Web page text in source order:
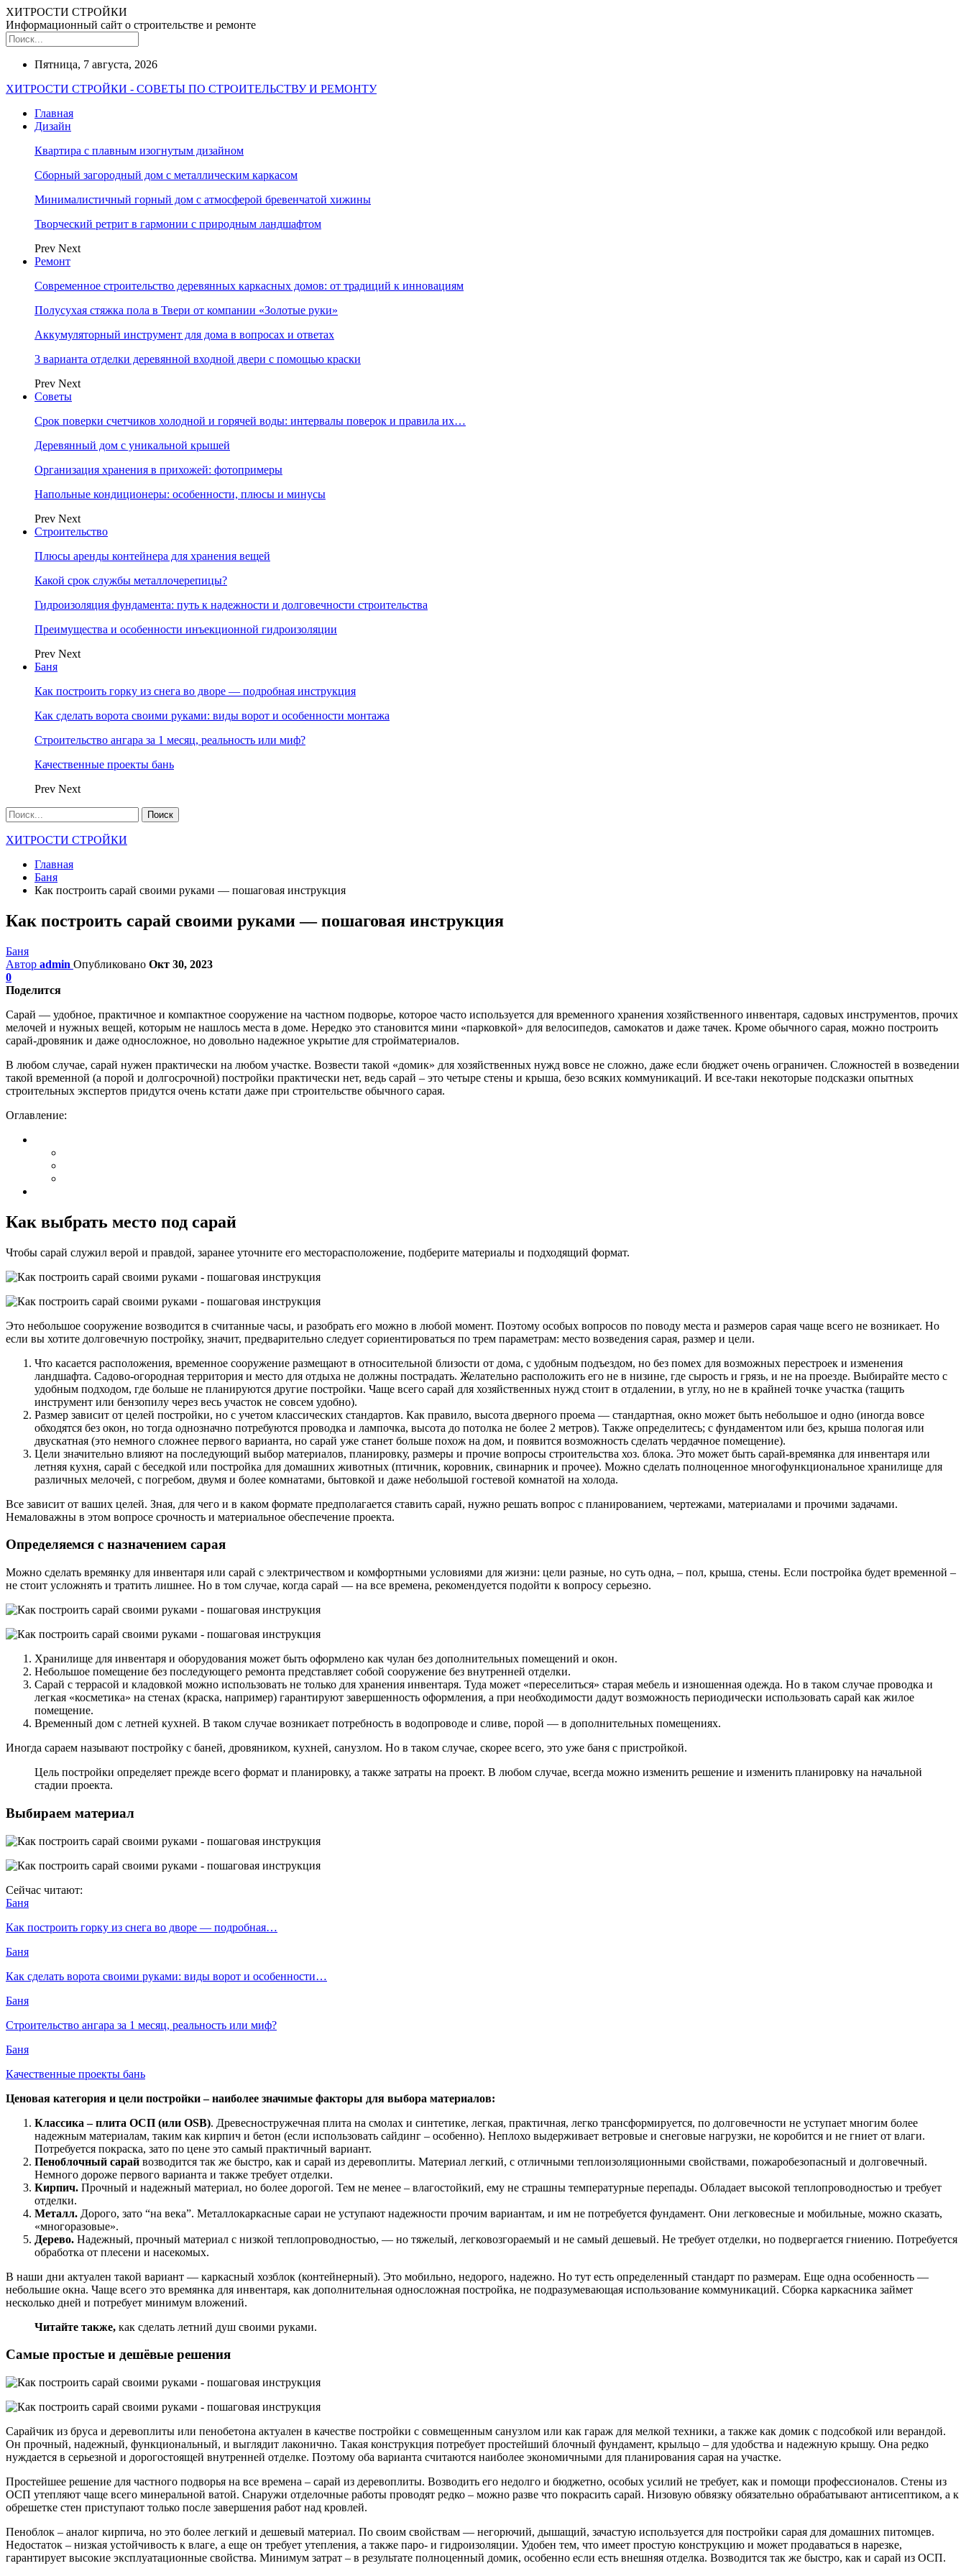
ХИТРОСТИ СТРОЙКИ
Информационный сайт о строительстве и ремонте
Пятница, 7 августа, 2026
ХИТРОСТИ СТРОЙКИ - СОВЕТЫ ПО СТРОИТЕЛЬСТВУ И РЕМОНТУ
Главная
Дизайн
Квартира с плавным изогнутым дизайном
Сборный загородный дом с металлическим каркасом
Минималистичный горный дом с атмосферой бревенчатой хижины
Творческий ретрит в гармонии с природным ландшафтом
Prev Next
Ремонт
Современное строительство деревянных каркасных домов: от традиций к инновациям
Полусухая стяжка пола в Твери от компании «Золотые руки»
Аккумуляторный инструмент для дома в вопросах и ответах
3 варианта отделки деревянной входной двери с помощью краски
Prev Next
Советы
Срок поверки счетчиков холодной и горячей воды: интервалы поверок и правила их…
Деревянный дом с уникальной крышей
Организация хранения в прихожей: фотопримеры
Напольные кондиционеры: особенности, плюсы и минусы
Prev Next
Строительство
Плюсы аренды контейнера для хранения вещей
Какой срок службы металлочерепицы?
Гидроизоляция фундамента: путь к надежности и долговечности строительства
Преимущества и особенности инъекционной гидроизоляции
Prev Next
Баня
Как построить горку из снега во дворе — подробная инструкция
Как сделать ворота своими руками: виды ворот и особенности монтажа
Строительство ангара за 1 месяц, реальность или миф?
Качественные проекты бань
Prev Next
ХИТРОСТИ СТРОЙКИ
Главная
Баня
Как построить сарай своими руками — пошаговая инструкция
Как построить сарай своими руками — пошаговая инструкция
Баня
Автор admin Опубликовано Окт 30, 2023
0
Поделится
Сарай — удобное, практичное и компактное сооружение на частном подворье, которое часто используется для временного хранения хозяйственного инвентаря, садовых инструментов, прочих
мелочей и нужных вещей, которым не нашлось места в доме. Нередко это становится мини «парковкой» для велосипедов, самокатов и даже тачек. Кроме обычного сарая, можно построить
сарай-дровяник и даже односложное, но довольно надежное укрытие для стройматериалов.
В любом случае, сарай нужен практически на любом участке. Возвести такой «домик» для хозяйственных нужд вовсе не сложно, даже если бюджет очень ограничен. Сложностей в возведении
такой временной (а порой и долгосрочной) постройки практически нет, ведь сарай – это четыре стены и крыша, безо всяких коммуникаций. И все-таки некоторые подсказки опытных
строительных экспертов придутся очень кстати даже при строительстве обычного сарая.
Оглавление:
Как выбрать место под сарай
Чтобы сарай служил верой и правдой, заранее уточните его месторасположение, подберите материалы и подходящий формат.
Это небольшое сооружение возводится в считанные часы, и разобрать его можно в любой момент. Поэтому особых вопросов по поводу места и размеров сарая чаще всего не возникает. Но
если вы хотите долговечную постройку, значит, предварительно следует сориентироваться по трем параметрам: место возведения сарая, размер и цели.
Что касается расположения, временное сооружение размещают в относительной близости от дома, с удобным подъездом, но без помех для возможных перестроек и изменения
ландшафта. Садово-огородная территория и место для отдыха не должны пострадать. Желательно расположить его не в низине, где сырость и грязь, и не на проезде. Выбирайте место с
удобным подходом, где больше не планируются другие постройки. Чаще всего сарай для хозяйственных нужд стоит в отдалении, в углу, но не в крайней точке участка (тащить
инструмент или бензопилу через весь участок не совсем удобно).
Размер зависит от целей постройки, но с учетом классических стандартов. Как правило, высота дверного проема — стандартная, окно может быть небольшое и одно (иногда вовсе
обходятся без окон, но тогда однозначно потребуются проводка и лампочка, высота до потолка не более 2 метров). Также определитесь; с фундаментом или без, крыша пологая или
двускатная (это немного сложнее первого варианта, но сарай уже станет больше похож на дом, и появится возможность сделать чердачное помещение).
Цели значительно влияют на последующий выбор материалов, планировку, размеры и прочие вопросы строительства хоз. блока. Это может быть сарай-времянка для инвентаря или
летняя кухня, сарай с беседкой или постройка для домашних животных (птичник, коровник, свинарник и прочее). Можно сделать полноценное многофункциональное хранилище для
различных мелочей, с погребом, двумя и более комнатами, бытовкой и даже небольшой гостевой комнатой на холода.
Все зависит от ваших целей. Зная, для чего и в каком формате предполагается ставить сарай, нужно решать вопрос с планированием, чертежами, материалами и прочими задачами.
Немаловажны в этом вопросе срочность и материальное обеспечение проекта.
Определяемся с назначением сарая
Можно сделать времянку для инвентаря или сарай с электричеством и комфортными условиями для жизни: цели разные, но суть одна, – пол, крыша, стены. Если постройка будет временной –
не стоит усложнять и тратить лишнее. Но в том случае, когда сарай — на все времена, рекомендуется подойти к вопросу серьезно.
Хранилище для инвентаря и оборудования может быть оформлено как чулан без дополнительных помещений и окон.
Небольшое помещение без последующего ремонта представляет собой сооружение без внутренней отделки.
Сарай с террасой и кладовкой можно использовать не только для хранения инвентаря. Туда может «переселиться» старая мебель и изношенная одежда. Но в таком случае проводка и
легкая «косметика» на стенах (краска, например) гарантируют завершенность оформления, а при необходимости дадут возможность периодически использовать сарай как жилое
помещение.
Временный дом с летней кухней. В таком случае возникает потребность в водопроводе и сливе, порой — в дополнительных помещениях.
Иногда сараем называют постройку с баней, дровяником, кухней, санузлом. Но в таком случае, скорее всего, это уже баня с пристройкой.
Цель постройки определяет прежде всего формат и планировку, а также затраты на проект. В любом случае, всегда можно изменить решение и изменить планировку на начальной
стадии проекта.
Выбираем материал
Сейчас читают:
Баня
Как построить горку из снега во дворе — подробная…
Баня
Как сделать ворота своими руками: виды ворот и особенности…
Баня
Строительство ангара за 1 месяц, реальность или миф?
Баня
Качественные проекты бань
Ценовая категория и цели постройки – наиболее значимые факторы для выбора материалов:
Классика – плита ОСП (или OSB). Древесностружечная плита на смолах и синтетике, легкая, практичная, легко трансформируется, по долговечности не уступает многим более
надежным материалам, таким как кирпич и бетон (если использовать сайдинг – особенно). Неплохо выдерживает ветровые и снеговые нагрузки, не коробится и не гниет от влаги.
Потребуется покраска, зато по цене это самый практичный вариант.
Пеноблочный сарай возводится так же быстро, как и сарай из деревоплиты. Материал легкий, с отличными теплоизоляционными свойствами, пожаробезопасный и долговечный.
Немного дороже первого варианта и также требует отделки.
Кирпич. Прочный и надежный материал, но более дорогой. Тем не менее – влагостойкий, ему не страшны температурные перепады. Обладает высокой теплопроводностью и требует
отделки.
Металл. Дорого, зато “на века”. Металлокаркасные сараи не уступают надежности прочим вариантам, и им не потребуется фундамент. Они легковесные и мобильные, можно сказать,
«многоразовые».
Дерево. Надежный, прочный материал с низкой теплопроводностью, — но тяжелый, легковозгораемый и не самый дешевый. Не требует отделки, но подвергается гниению. Потребуется
обработка от плесени и насекомых.
В наши дни актуален такой вариант — каркасный хозблок (контейнерный). Это мобильно, недорого, надежно. Но тут есть определенный стандарт по размерам. Еще одна особенность —
небольшие окна. Чаще всего это времянка для инвентаря, как дополнительная односложная постройка, не подразумевающая использование коммуникаций. Сборка каркасника займет
несколько дней и потребует минимум вложений.
Читайте также, как сделать летний душ своими руками.
Самые простые и дешёвые решения
Сарайчик из бруса и деревоплиты или пенобетона актуален в качестве постройки с совмещенным санузлом или как гараж для мелкой техники, а также как домик с подсобкой или верандой.
Он прочный, надежный, функциональный, и выглядит лаконично. Такая конструкция потребует простейший блочный фундамент, крыльцо – для удобства и надежную крышу. Она редко
нуждается в серьезной и дорогостоящей внутренней отделке. Поэтому оба варианта считаются наиболее экономичными для планирования сарая на участке.
Простейшее решение для частного подворья на все времена – сарай из деревоплиты. Возводить его недолго и бюджетно, особых усилий не требует, как и помощи профессионалов. Стены из
ОСП утепляют чаще всего минеральной ватой. Снаружи отделочные работы проводят редко – можно разве что покрасить сарай. Низовую обвязку обязательно обрабатывают антисептиком, а к
обрешетке стен приступают только после завершения работ над кровлей.
Пеноблок – аналог кирпича, но это более легкий и дешевый материал. По своим свойствам — негорючий, дышащий, зачастую используется для постройки сарая для домашних питомцев.
Недостаток – низкая устойчивость к влаге, а еще он требует утепления, а также паро- и гидроизоляции. Удобен тем, что имеет простую конструкцию и может продаваться в нарезке,
гарантирует высокие эксплуатационные свойства. Минимум затрат – в результате полноценный домик, особенно если есть внешняя отделка. Возводится так же быстро, как и сарай из ОСП.